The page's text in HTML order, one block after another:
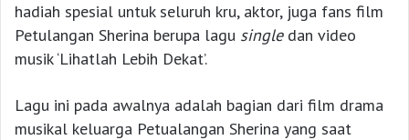
hadiah spesial untuk seluruh kru, aktor, juga fans film
Petulangan Sherina berupa lagu singledan video
musik ‘Lihatlah Lebih Dekat’.
Lagu ini pada awalnya adalah bagian dari film drama
musikal keluarga Petualangan Sherina yang saat